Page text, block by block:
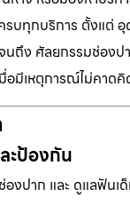
รบทุกบริการ ตั้งแต่
ถึง ศัลยกรรมช่องป
อมีเหตุการณ์ไม่คาดคิ
ะป้องกัน
งปาก และ ดูแลฟันเ